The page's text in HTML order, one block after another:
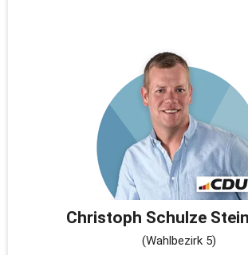
Christoph Schulze
(Wahlbezirk 5)